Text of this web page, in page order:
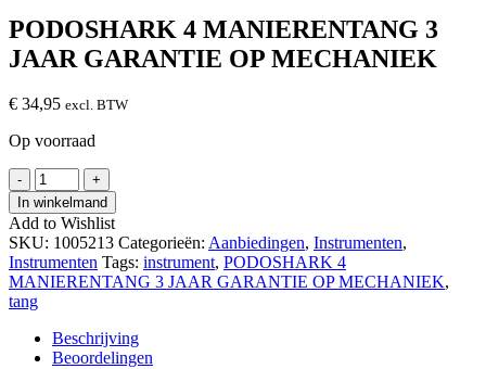
PODOSHARK 4 MANIERENTANG 3
JAAR GARANTIE OP MECHANIEK
€ 34,95 excl. BTW
Op voorraad
-
PODOSHARK
4
MANIERENTANG
3
JAAR
GARANTIE
OP
MECHANIEK
hoeveelheid
+
In winkelmand
Add to Wishlist
SKU: 1005213 Categorieën: Aanbiedingen, Instrumenten,
Instrumenten Tags: instrument, PODOSHARK 4
MANIERENTANG 3 JAAR GARANTIE OP MECHANIEK,
tang
Beschrijving
Beoordelingen